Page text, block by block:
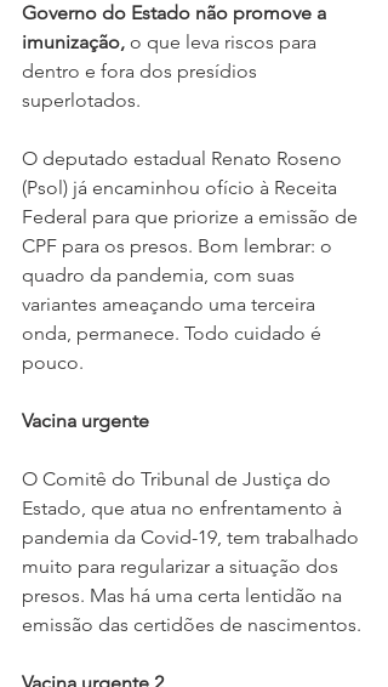
Governo do Estado não promove a
imunização, o que leva riscos para
dentro e fora dos presídios
superlotados.
O deputado estadual Renato Roseno
(Psol) já encaminhou ofício à Receita
Federal para que priorize a emissão de
CPF para os presos. Bom lembrar: o
quadro da pandemia, com suas
variantes ameaçando uma terceira
onda, permanece. Todo cuidado é
pouco.
Vacina urgente
O Comitê do Tribunal de Justiça do
Estado, que atua no enfrentamento à
pandemia da Covid-19, tem trabalhado
muito para regularizar a situação dos
presos. Mas há uma certa lentidão na
emissão das certidões de nascimentos.